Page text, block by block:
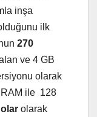
inşa
ilk
270
ve 4 GB
olarak
RAM ile 128
olarak